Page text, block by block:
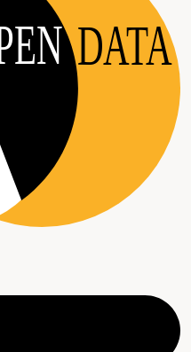
DATA